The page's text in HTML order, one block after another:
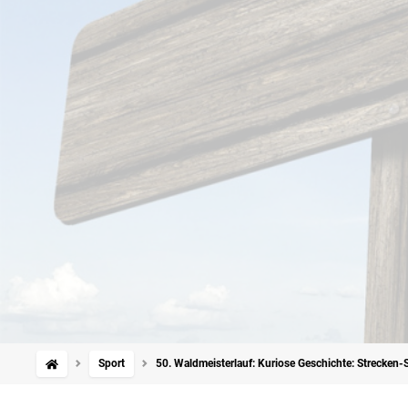
Sport 50. Waldmeisterlauf: Kuriose Geschichte: